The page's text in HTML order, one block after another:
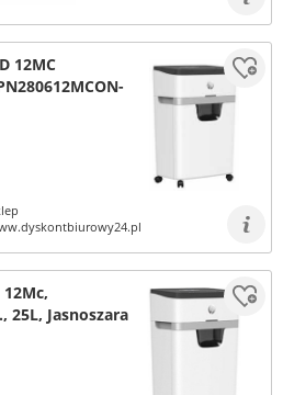
12MC
25L, Jasnoszara